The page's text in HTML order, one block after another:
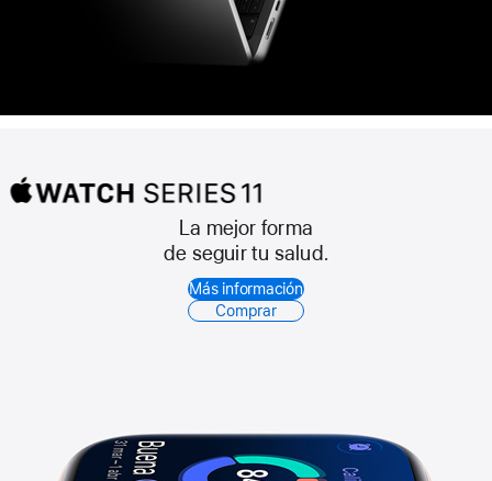
Apple Watch
Series 11
La mejor forma
de seguir tu salud.
Más información
Comprar